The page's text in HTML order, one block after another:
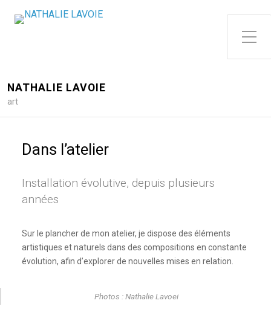
Toggle Side Menu
NATHALIE LAVOIE
art
Dans l’atelier
Installation évolutive, depuis plusieurs
années
Sur le plancher de mon atelier, je dispose des éléments
artistiques et naturels dans des compositions en constante
évolution, afin d’explorer de nouvelles mises en relation.
Photos : Nathalie Lavoei